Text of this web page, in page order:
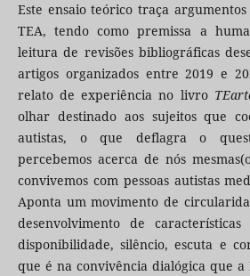
Este ensaio teórico traça
TEA, tendo como premissa a
leitura de revisões bibliográficas
artigos organizados entre 2019 e
relato de experiência no livro
olhar destinado aos sujeitos que
autistas, o que deflagra o
percebemos acerca de nós
convivemos com pessoas autistas
Aponta um movimento de
desenvolvimento de
disponibilidade, silêncio, escuta e
que é na convivência dialógica que a